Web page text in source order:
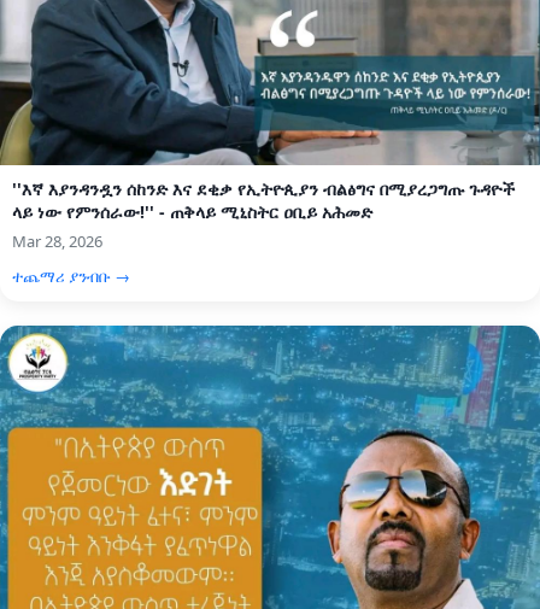
''እኛ እያንዳንዷን ሰከንድ እና ደቂቃ የኢትዮጲያን ብልፅግና በሚያረጋግጡ ጉዳዮች
ላይ ነው የምንሰራው!'' - ጠቅላይ ሚኒስትር ዐቢይ አሕመድ
Mar 28, 2026
ተጨማሪ ያንብቡ →